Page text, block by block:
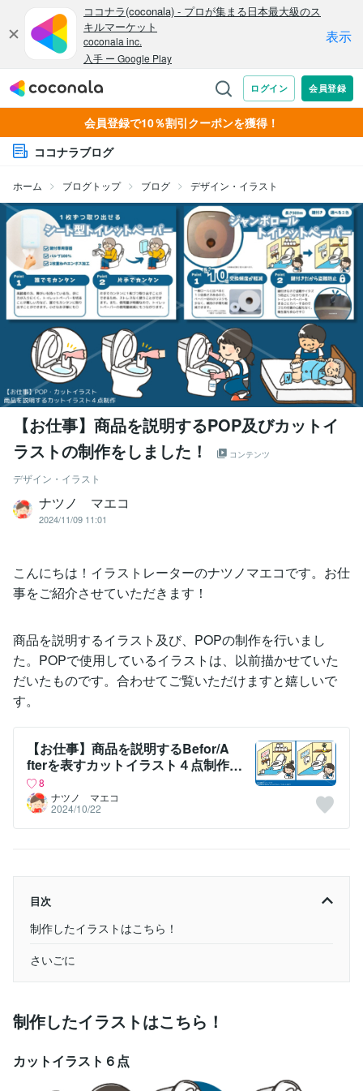
会員登録で10％割引クーポンを獲得！
ココナラブログ
ホーム ブログトップ ブログ デザイン・イラスト
【お仕事】商品を説明するPOP及びカットイ
ラストの制作をしました！
コンテンツ
デザイン・イラスト
ナツノ マエコ
2024/11/09 11:01
こんにちは！イラストレーターのナツノマエコです。お仕
事をご紹介させていただきます！
商品を説明するイラスト及び、POPの制作を行いまし
た。POPで使用しているイラストは、以前描かせていた
だいたものです。合わせてご覧いただけますと嬉しいで
す。
【お仕事】商品を説明するBefor/A
fterを表すカットイラスト４点制作
しました！
8
ナツノ マエコ
2024/10/22
目次
制作したイラストはこちら！
さいごに
制作したイラストはこちら！
カットイラスト６点